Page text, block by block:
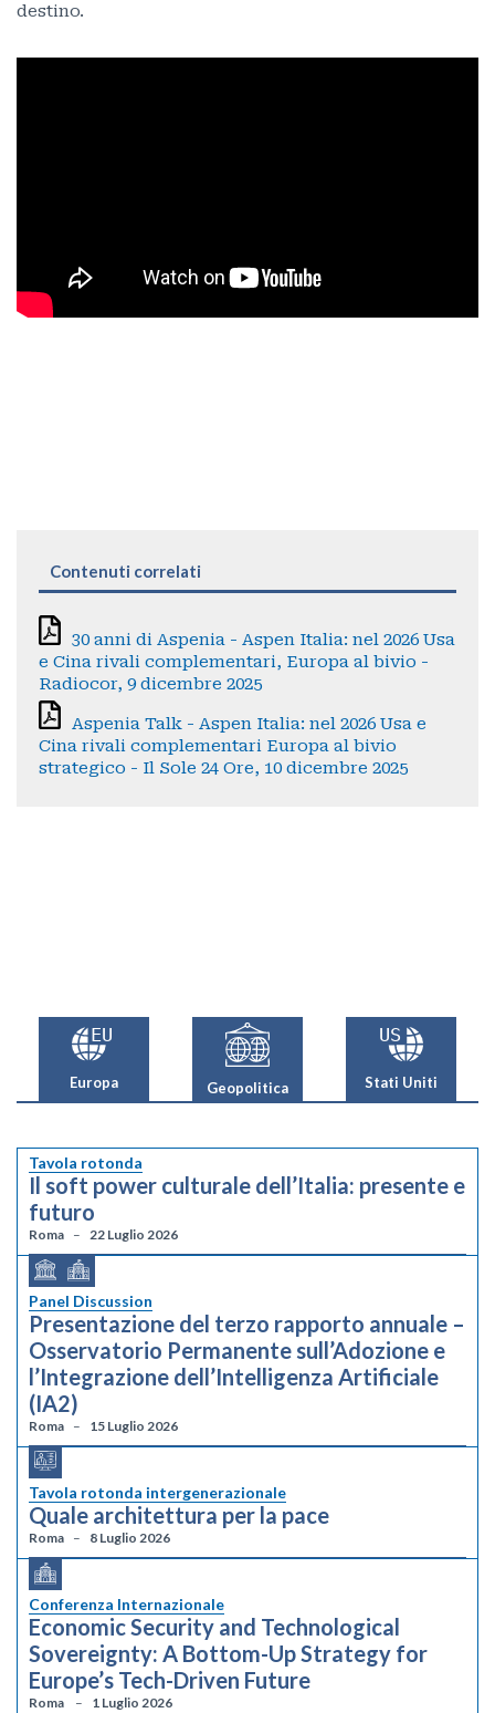
destino.
Contenuti correlati
30 anni di Aspenia - Aspen Italia: nel 2026 Usa
e Cina rivali complementari, Europa al bivio -
Radiocor, 9 dicembre 2025
Aspenia Talk - Aspen Italia: nel 2026 Usa e
Cina rivali complementari Europa al bivio
strategico - Il Sole 24 Ore, 10 dicembre 2025
Europa Geopolitica Stati Uniti
Tavola rotonda
Il soft power culturale dell’Italia: presente e
futuro
Roma 22 Luglio 2026
Panel Discussion
Presentazione del terzo rapporto annuale –
Osservatorio Permanente sull’Adozione e
l’Integrazione dell’Intelligenza Artificiale
(IA2)
Roma 15 Luglio 2026
Tavola rotonda intergenerazionale
Quale architettura per la pace
Roma 8 Luglio 2026
Conferenza Internazionale
Economic Security and Technological
Sovereignty: A Bottom-Up Strategy for
Europe’s Tech-Driven Future
Roma 1 Luglio 2026